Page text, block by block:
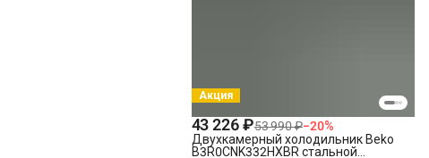
Акция
43 226 ₽53 990 ₽−20%
Двухкамерный холодильник Beko
B3R0CNK332HXBR стальной